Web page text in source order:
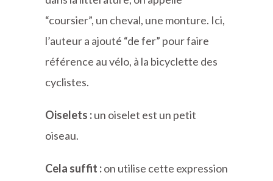
“coursier”, un cheval, une monture. Ici,
l’auteur a ajouté “de fer” pour faire
référence au vélo, à la bicyclette des
cyclistes.
Oiselets :un oiselet est un petit
oiseau.
Cela suffit :on utilise cette expression